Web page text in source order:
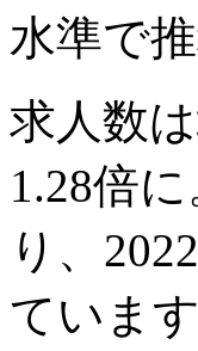
水準で
求人数
1.28倍
り、
ていま